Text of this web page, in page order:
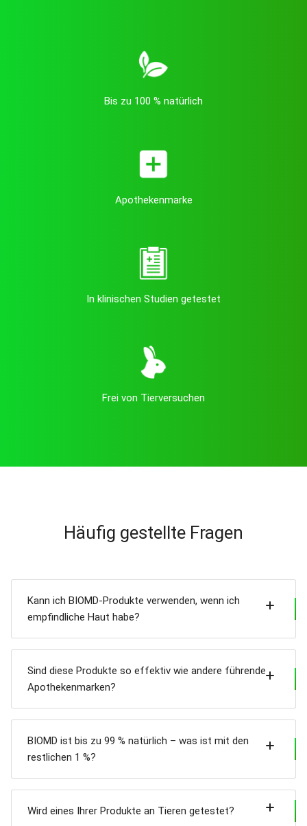
Bis zu 100 % natürlich
Apothekenmarke
In klinischen Studien getestet
Frei von Tierversuchen
Häufig gestellte Fragen
Kann ich BIOMD-Produkte verwenden, wenn ich
empfindliche Haut habe?
Sind diese Produkte so effektiv wie andere führende
Apothekenmarken?
BIOMD ist bis zu 99 % natürlich – was ist mit den
restlichen 1 %?
Wird eines Ihrer Produkte an Tieren getestet?